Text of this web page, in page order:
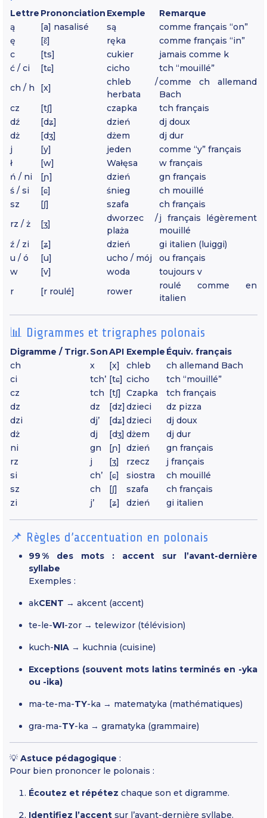
Lettre Prononciation Exemple
Remarque
ą
[a] nasalisé są
comme français “on”
ę
[ɛ̃] ręka
comme français “in”
c
[ts] cukier
jamais comme k
ć / ci
[tɕ] cicho
tch “mouillé”
ch / h
[x]
chleb /
herbata
comme ch allemand
Bach
cz
[tʃ] czapka
tch français
dź
[dʑ] dzień
dj doux
dż
[dʒ] dżem
dj dur
j
[y] jeden
comme “y” français
ł
[w] Wałęsa
w français
ń / ni
[ɲ] dzień
gn français
ś / si
[ɕ] śnieg
ch mouillé
sz
[ʃ] szafa
ch français
rz / ż
[ʒ]
dworzec /
plaża
j français légèrement
mouillé
ź / zi
[ʑ] dzień
gi italien (luiggi)
u / ó
[u] ucho / mój
ou français
w
[v] woda
toujours v
r
[r roulé] rower
roulé comme en
italien
📊 Digrammes et trigraphes polonais
Digramme / Trigr.SonAPI Exemple Équiv. français
ch
x [x] chleb
ch allemand Bach
ci
tch’ [tɕ] cicho
tch “mouillé”
cz
tch [tʃ] Czapka
tch français
dz
dz [dz] dzieci
dz pizza
dzi
dj’ [dʑ] dzieci
dj doux
dż
dj [dʒ] dżem
dj dur
ni
gn [ɲ] dzień
gn français
rz
j [ʒ] rzecz
j français
si
ch’ [ɕ] siostra
ch mouillé
sz
ch [ʃ] szafa
ch français
zi
j’ [ʑ] dzień gi italien
📌 Règles d’accentuation en polonais
99 % des mots : accent sur l’avant-dernière
syllabe
Exemples :
akCENT → akcent (accent)
te-le-WI-zor → telewizor (télévision)
kuch-NIA → kuchnia (cuisine)
Exceptions (souvent mots latins terminés en -yka
ou -ika)
ma-te-ma-TY-ka → matematyka (mathématiques)
gra-ma-TY-ka → gramatyka (grammaire)
💡 Astuce pédagogique :
Pour bien prononcer le polonais :
Écoutez et répétez chaque son et digramme.
Identifiez l’accent sur l’avant-dernière syllabe.